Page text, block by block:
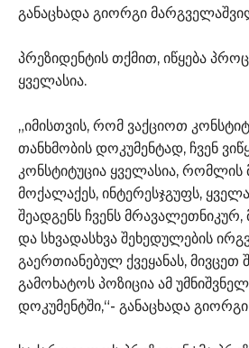
განაცხადა გიორგი
პრეზიდენტის თქმით, იწყება
ყველასია.
„იმისთვის, რომ ვაქციოთ
თანხმობის დოკუმენტად, ჩვენ
კონსტიტუცია ყველასია, რომლის
მოქალაქეს, ინტერესჯგუფს,
შეადგენს ჩვენს
და სხვადასხვა შეხედულების
გაერთიანებულ ქვეყანას,
გამოხატოს პოზიცია ამ
დოკუმენტში,“- განაცხადა